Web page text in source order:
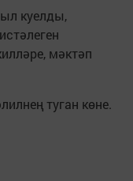
куелды,
мәктәп
туган көне.